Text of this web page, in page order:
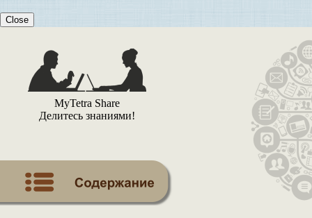
Close
MyTetra Share
Делитесь знаниями!